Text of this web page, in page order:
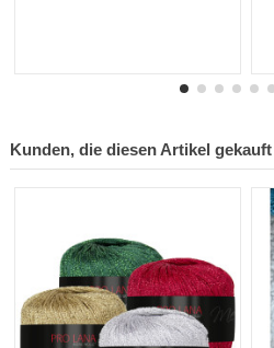
Kunden, die diesen Artikel